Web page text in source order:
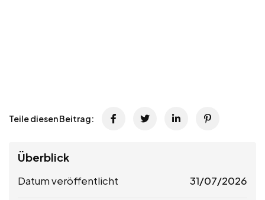
Teile diesen Beitrag:
Überblick
Datum veröffentlicht 31/07/2026